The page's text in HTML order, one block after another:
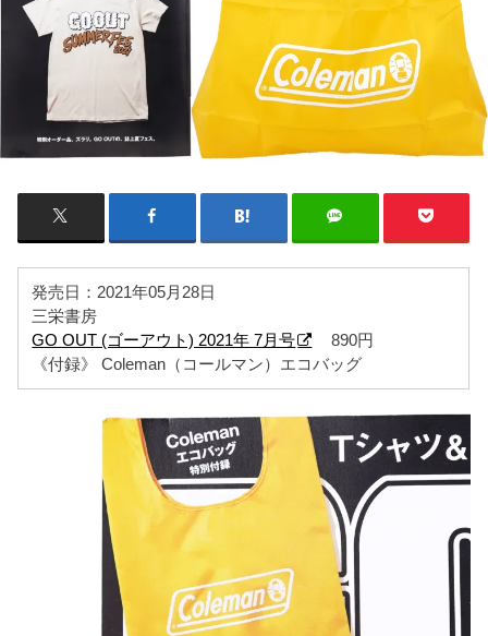
発売日：2021年05月28日
三栄書房
GO OUT (ゴーアウト) 2021年 7月号
890円
《付録》 Coleman（コールマン）エコバッグ